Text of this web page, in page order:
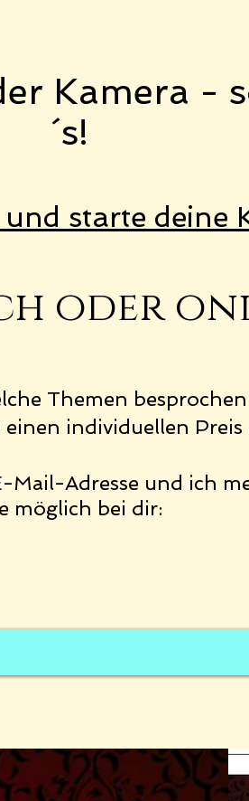
Kamera -
´s!
starte deine
oder
Themen
individuellen Preis
Mail-Adresse und ich
möglich bei dir: